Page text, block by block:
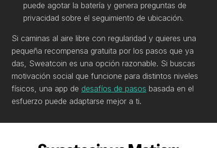
puede agotar la batería y genera preguntas de
privacidad sobre el seguimiento de ubicación.
Si caminas al aire libre con regularidad y quieres una
pequeña recompensa gratuita por los pasos que ya
das, Sweatcoin es una opción razonable. Si buscas
motivación social que funcione para distintos niveles
físicos, una app de desafíos de pasos basada en el
esfuerzo puede adaptarse mejor a ti.